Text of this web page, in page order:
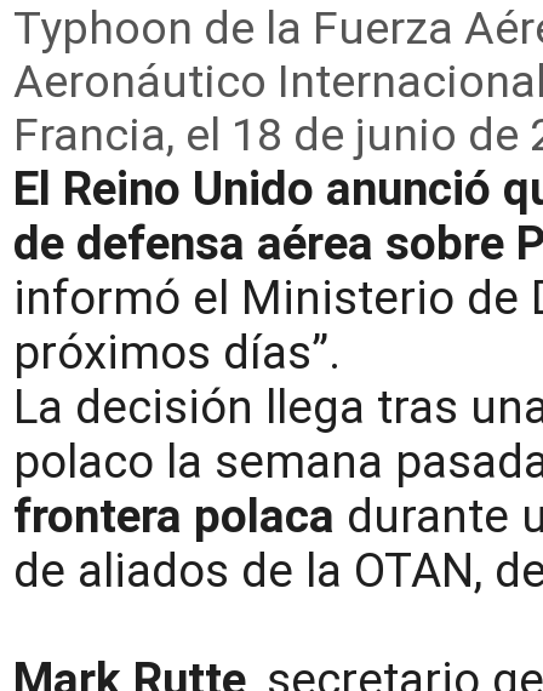
Typhoon de la Fuerza
Aeronáutico
Francia, el 18 de junio
El Reino Unido anunció
de defensa aérea sobre
informó el Ministerio de
próximos días”.
La decisión llega tras
polaco la semana
frontera polaca durante
de aliados de la OTAN,
Mark Rutte , secretario